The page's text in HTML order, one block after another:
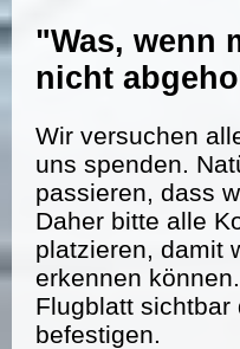
"Was, wenn
nicht
Wir versuchen
uns spenden.
passieren, dass
Daher bitte alle
platzieren, damit
erkennen
Flugblatt sichtbar
befestigen.